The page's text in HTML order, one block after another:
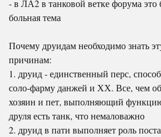
- в ЛА2 в танковой ветке форума
больная тема
Почему друидам необходимо знать
причинам:
1. друид - единственный перс,
соло-фарму данжей и ХХ. Все, чем
хозяин и пет, выполняющий функцию
друля есть танк, что немаловажно
2. друид в пати выполняет роль